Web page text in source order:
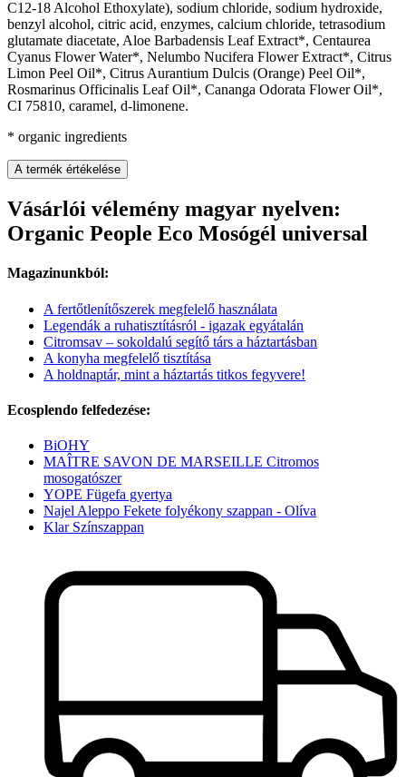
C12-18 Alcohol Ethoxylate), sodium chloride, sodium hydroxide,
benzyl alcohol, citric acid, enzymes, calcium chloride, tetrasodium
glutamate diacetate, Aloe Barbadensis Leaf Extract*, Centaurea
Cyanus Flower Water*, Nelumbo Nucifera Flower Extract*, Citrus
Limon Peel Oil*, Citrus Aurantium Dulcis (Orange) Peel Oil*,
Rosmarinus Officinalis Leaf Oil*, Cananga Odorata Flower Oil*,
CI 75810, caramel, d-limonene.
* organic ingredients
A termék értékelése
Vásárlói vélemény magyar nyelven:
Organic People Eco Mosógél universal
Magazinunkból:
A fertőtlenítőszerek megfelelő használata
Legendák a ruhatisztításról - igazak egyátalán
Citromsav – sokoldalú segítő társ a háztartásban
A konyha megfelelő tisztítása
A holdnaptár, mint a háztartás titkos fegyvere!
Ecosplendo felfedezése:
BiOHY
MAÎTRE SAVON DE MARSEILLE Citromos
mosogatószer
YOPE Fügefa gyertya
Najel Aleppo Fekete folyékony szappan - Olíva
Klar Színszappan